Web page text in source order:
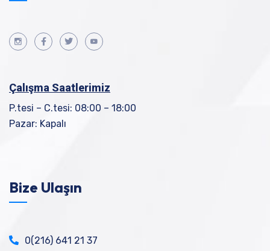
Çalışma Saatlerimiz
P.tesi – C.tesi: 08:00 – 18:00
Pazar: Kapalı
Bize Ulaşın
0(216) 641 21 37